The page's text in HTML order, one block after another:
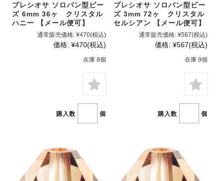
プレシオサ ソロバン型ビー
ズ 6mm 36ヶ クリスタル
ハニー 【メール便可】
通常販売価格: ¥470(税込)
価格: ¥470(税込)
在庫 8個
購入数 個
プレシオサ ソロバン型ビー
ズ 3mm 72ヶ クリスタル
セルシアン 【メール便可】
通常販売価格: ¥567(税込)
価格: ¥567(税込)
在庫 9個
購入数 個